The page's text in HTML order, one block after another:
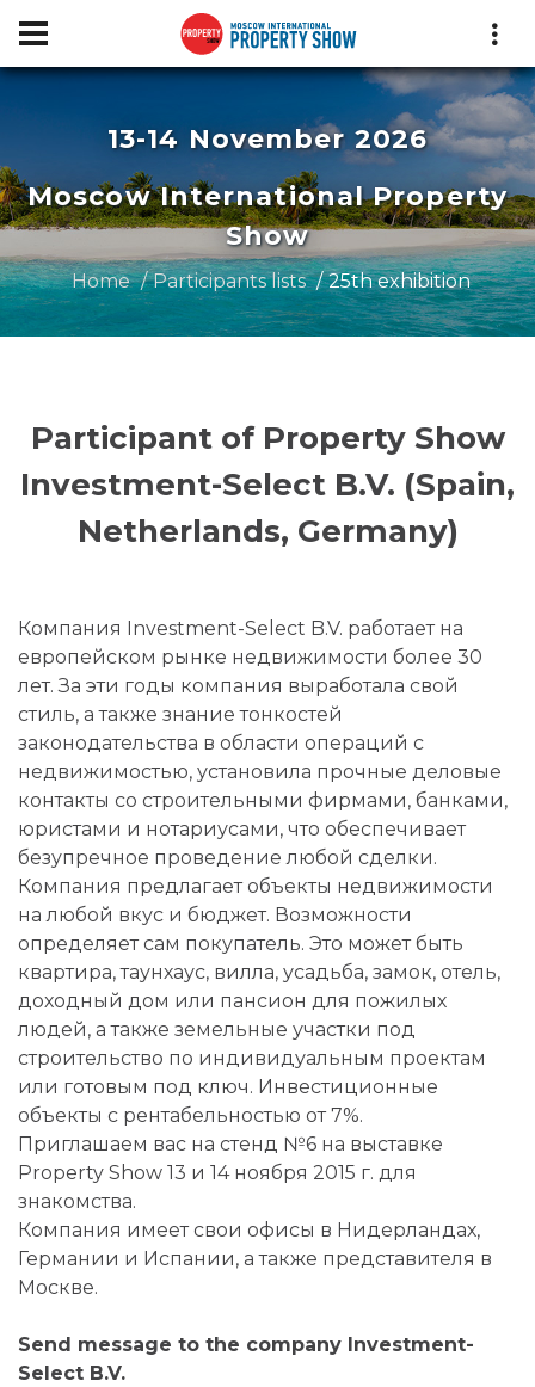
13-14 November 2026
Moscow International Property
Show
Home Participants lists 25th exhibition
Participant of Property Show
Investment-Select B.V. (Spain,
Netherlands, Germany)
Компания Investment-Select B.V. работает на
европейском рынке недвижимости более 30
лет. За эти годы компания выработала свой
стиль, а также знание тонкостей
законодательства в области операций с
недвижимостью, установила прочные деловые
контакты со строительными фирмами, банками,
юристами и нотариусами, что обеспечивает
безупречное проведение любой сделки.
Компания предлагает объекты недвижимости
на любой вкус и бюджет. Возможности
определяет сам покупатель. Это может быть
квартира, таунхаус, вилла, усадьба, замок, отель,
доходный дом или пансион для пожилых
людей, а также земельные участки под
строительство по индивидуальным проектам
или готовым под ключ. Инвестиционные
объекты с рентабельностью от 7%.
Приглашаем вас на стенд №6 на выставке
Property Show 13 и 14 ноября 2015 г. для
знакомства.
Компания имеет свои офисы в Нидерландах,
Германии и Испании, а также представителя в
Москве.
Send message to the company Investment-
Select B.V.